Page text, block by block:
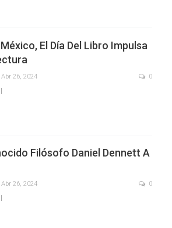
El Día Del Libro Impulsa
Abr 26, 2024 0
Filósofo Daniel Dennett A
Abr 26, 2024 0